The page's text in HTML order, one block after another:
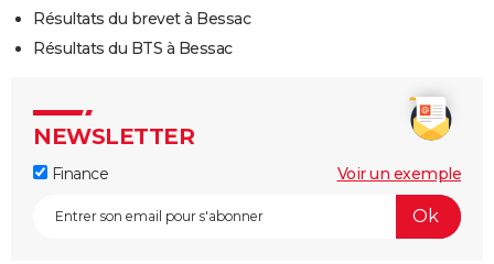
Résultats du brevet à Bessac
Résultats du BTS à Bessac
NEWSLETTER
Finance Voir un exemple